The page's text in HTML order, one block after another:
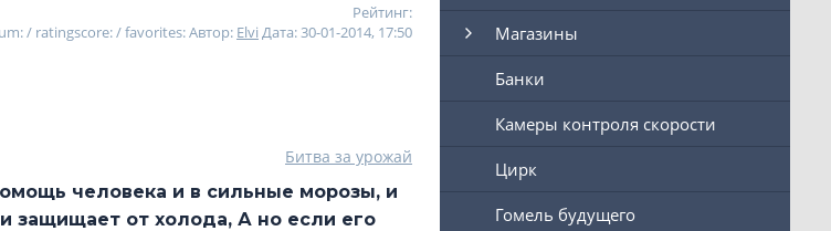
Рейтинг:
/ ratingscore: / favorites:Автор: Elvi Дата: 30-01-2014, 17:50
Битва за урожай
человека и в сильные морозы, и
защищает от холода, А но если его
Магазины
Банки
Камеры контроля скорости
Цирк
Гомель будущего